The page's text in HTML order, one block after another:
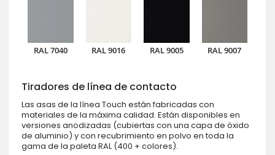
RAL 7040 RAL 9016 RAL 9005 RAL 9007
Tiradores de línea de contacto
Las asas de la línea Touch están fabricadas con
materiales de la máxima calidad. Están disponibles en
versiones anodizadas (cubiertas con una capa de óxido
de aluminio) y con recubrimiento en polvo en toda la
gama de la paleta RAL (400 + colores).